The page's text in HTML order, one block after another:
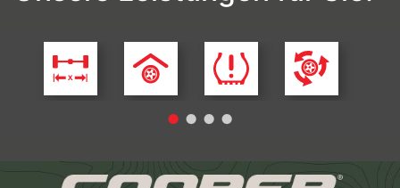
AchsvermessungEinlagerung Reifendruckkontrollsystem
Wuchten